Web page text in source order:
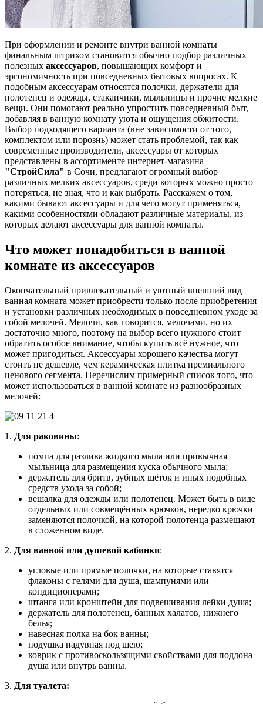
При оформлении и ремонте внутри ванной комнаты
финальным штрихом становится обычно подбор различных
полезных аксессуаров, повышающих комфорт и
эргономичность при повседневных бытовых вопросах. К
подобным аксессуарам относятся полочки, держатели для
полотенец и одежды, стаканчики, мыльницы и прочие мелкие
вещи. Они помогают реально упростить повседневный быт,
добавляя в ванную комнату уюта и ощущения обжитости.
Выбор подходящего варианта (вне зависимости от того,
комплектом или порознь) может стать проблемой, так как
современные производители, аксессуары от которых
представлены в ассортименте интернет-магазина
"СтройСила" в Сочи, предлагают огромный выбор
различных мелких аксессуаров, среди которых можно просто
потеряться, не зная, что и как выбрать. Расскажем о том,
какими бывают аксессуары и для чего могут применяться,
какими особенностями обладают различные материалы, из
которых делают аксессуары для ванной комнаты.
Что может понадобиться в ванной
комнате из аксессуаров
Окончательный привлекательный и уютный внешний вид
ванная комната может приобрести только после приобретения
и установки различных необходимых в повседневном уходе за
собой мелочей. Мелочи, как говорится, мелочами, но их
достаточно много, поэтому на выбор всего нужного стоит
обратить особое внимание, чтобы купить всё нужное, что
может пригодиться. Аксессуары хорошего качества могут
стоить не дешевле, чем керамическая плитка премиального
ценового сегмента. Перечислим примерный список того, что
может использоваться в ванной комнате из разнообразных
мелочей:
1. Для раковины:
помпа для разлива жидкого мыла или привычная
мыльница для размещения куска обычного мыла;
держатель для бритв, зубных щёток и иных подобных
средств ухода за собой;
вешалка для одежды или полотенец. Может быть в виде
отдельных или совмещённых крючков, нередко крючки
заменяются полочкой, на которой полотенца размещают
в сложенном виде.
2. Для ванной или душевой кабинки:
угловые или прямые полочки, на которые ставятся
флаконы с гелями для душа, шампунями или
кондиционерами;
штанга или кронштейн для подвешивания лейки душа;
держатель для полотенец, банных халатов, нижнего
белья;
навесная полка на бок ванны;
подушка надувная под шею;
коврик с противоскользящими свойствами для поддона
душа или внутрь ванны.
3. Для туалета: